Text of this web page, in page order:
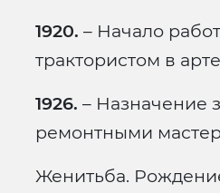
1920. – Начало
трактористом в
1926. – Назначение
ремонтными
Женитьба.